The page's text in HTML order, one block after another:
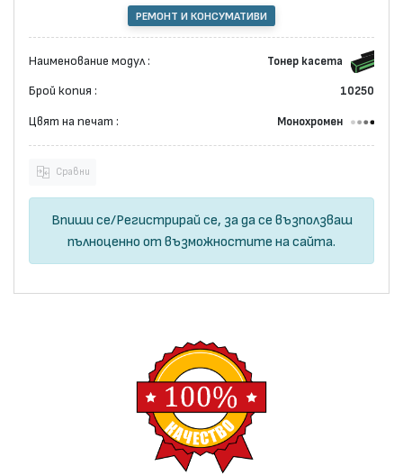
РЕМОНТ И КОНСУМАТИВИ
Наименование модул : Тонер касета
Брой копия : 10250
Цвят на печат : Монохромен
Сравни
Впиши се/Регистрирай се, за да се възползваш
пълноценно от възможностите на сайта.